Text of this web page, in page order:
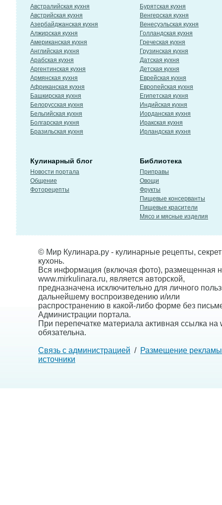
Австралийская кухня
Австрийская кухня
Азербайджанская кухня
Алжирская кухня
Американская кухня
Английская кухня
Арабская кухня
Аргентинская кухня
Армянская кухня
Африканская кухня
Башкирская кухня
Белорусская кухня
Бельгийская кухня
Болгарская кухня
Бразильская кухня
Бурятская кухня
Венгерская кухня
Венесуэльская кухня
Голландская кухня
Греческая кухня
Грузинская кухня
Датская кухня
Детская кухня
Еврейская кухня
Европейская кухня
Египетская кухня
Индийская кухня
Иорданская кухня
Иракская кухня
Ирландская кухня
Кулинарный блог
Новости портала
Общение
Фоторецепты
Библиотека
Приправы
Овощи
Фрукты
Пищевые консерванты
Пищевые красители
Мясо и мясные изделия
© Мир Кулинара.ру - кулинарные рецепты,
кухонь.
Вся информация (включая фото), размещенная
www.mirkulinara.ru, является авторской,
предназначена исключительно для личного
дальнейшему воспроизведению и/или
распространению в какой-либо форме без
Администрации портала.
При перепечатке материала активная ссылка на
обязательна.
Связь с администрацией / Размещение рекламы
источники